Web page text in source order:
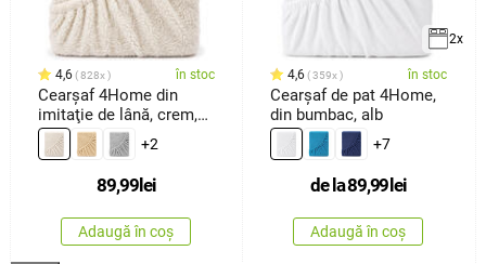
4,6 828x în stoc
Cearşaf 4Home din
imitaţie de lână, crem,
90 x 200 cm
+2
89,99lei
Adaugă în coș
2x
4,6 359x în stoc
Cearșaf de pat 4Home,
din bumbac, alb
+7
de la89,99lei
Adaugă în coș